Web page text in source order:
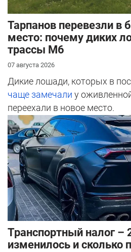
Тарпанов перевезли в
место: почему диких
трассы М6
07 августа 2026
Дикие лошади, которых в
чаще замечали у
переехали в новое место.
Транспортный налог –
изменилось и сколько